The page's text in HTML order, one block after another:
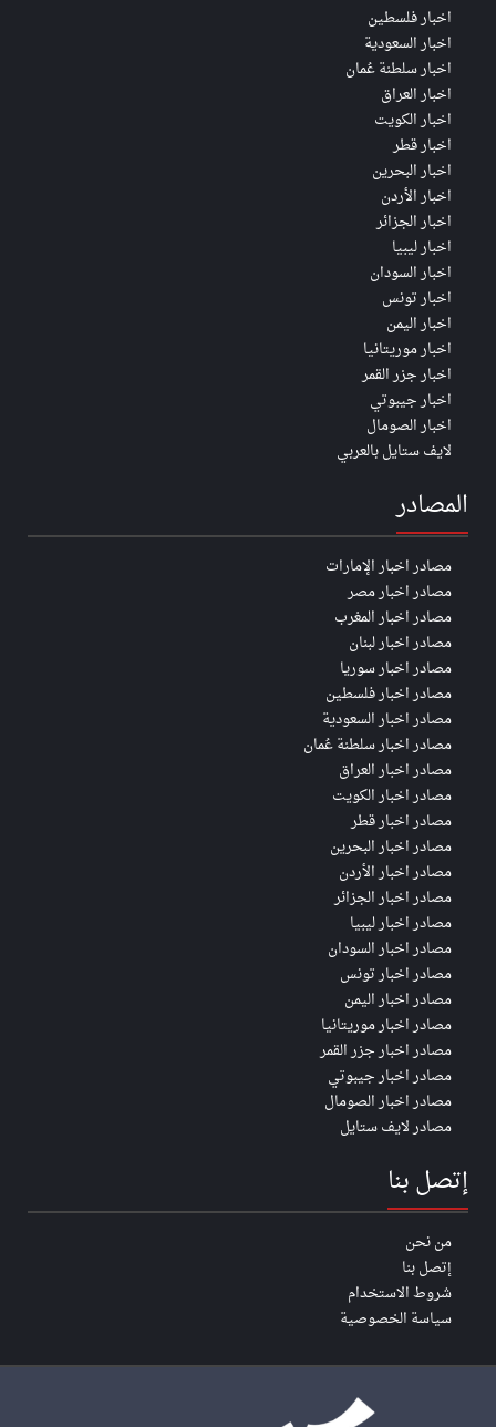
اخبار فلسطين
اخبار السعودية
اخبار سلطنة عُمان
اخبار العراق
اخبار الكويت
اخبار قطر
اخبار البحرين
اخبار الأردن
اخبار الجزائر
اخبار ليبيا
اخبار السودان
اخبار تونس
اخبار اليمن
اخبار موريتانيا
اخبار جزر القمر
اخبار جيبوتي
اخبار الصومال
لايف ستايل بالعربي
المصادر
مصادر اخبار الإمارات
مصادر اخبار مصر
مصادر اخبار المغرب
مصادر اخبار لبنان
مصادر اخبار سوريا
مصادر اخبار فلسطين
مصادر اخبار السعودية
مصادر اخبار سلطنة عُمان
مصادر اخبار العراق
مصادر اخبار الكويت
مصادر اخبار قطر
مصادر اخبار البحرين
مصادر اخبار الأردن
مصادر اخبار الجزائر
مصادر اخبار ليبيا
مصادر اخبار السودان
مصادر اخبار تونس
مصادر اخبار اليمن
مصادر اخبار موريتانيا
مصادر اخبار جزر القمر
مصادر اخبار جيبوتي
مصادر اخبار الصومال
مصادر لايف ستايل
إتصل بنا
من نحن
إتصل بنا
شروط الاستخدام
سياسة الخصوصية